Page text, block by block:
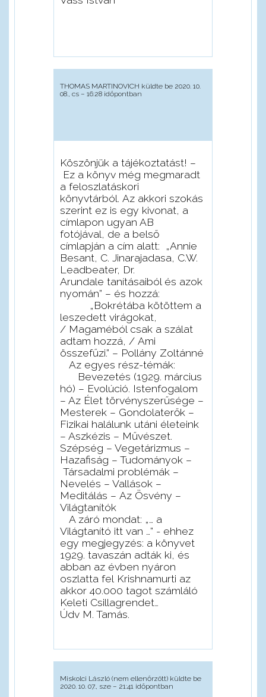
THOMAS MARTINOVICH küldte be 2020. 10.
08., cs – 16:28 időpontban
Köszönjük a tájékoztatást! –
Ez a könyv még megmaradt
a feloszlatáskori
könyvtárból. Az akkori szokás
szerint ez is egy kivonat, a
címlapon ugyan AB
fotójával, de a belső
címlapján a cím alatt: „Annie
Besant, C. Jinarajadasa, C.W.
Leadbeater, Dr.
Arundale tanításaiból és azok
nyomán” – és hozzá:
„Bokrétába kötöttem a
leszedett virágokat,
/ Magaméból csak a szálat
adtam hozzá, / Ami
összefűzi.” – Pollány Zoltánné
Az egyes rész-témák:
Bevezetés (1929. március
hó) – Evolúció. Istenfogalom
– Az Élet törvényszerűsége –
Mesterek – Gondolaterők –
Fizikai halálunk utáni életeink
– Aszkézis – Művészet.
Szépség – Vegetárizmus –
Hazafiság – Tudományok –
Társadalmi problémák –
Nevelés – Vallások –
Meditálás – Az Ösvény –
Világtanítók
A záró mondat: „… a
Világtanító itt van …” - ehhez
egy megjegyzés: a könyvet
1929. tavaszán adták ki, és
abban az évben nyáron
oszlatta fel Krishnamurti az
akkor 40.000 tagot számláló
Keleti Csillagrendet…
Údv M. Tamás.
Miskolci László (nem ellenőrzött)küldte be
2020. 10. 07., sze – 21:41 időpontban